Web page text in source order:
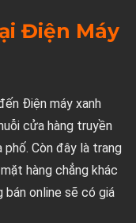
Điện Máy
Điện máy xanh
cửa hàng truyền
Còn đây là trang
hàng chẳng khác
online sẽ có giá